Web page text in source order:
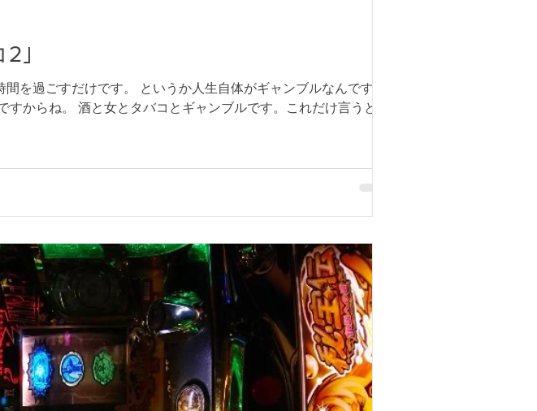
2｣
を過ごすだけです。 というか人生自体がギャンブルなんですか
からね。 酒と女とタバコとギャンブルです。これだけ言うとお